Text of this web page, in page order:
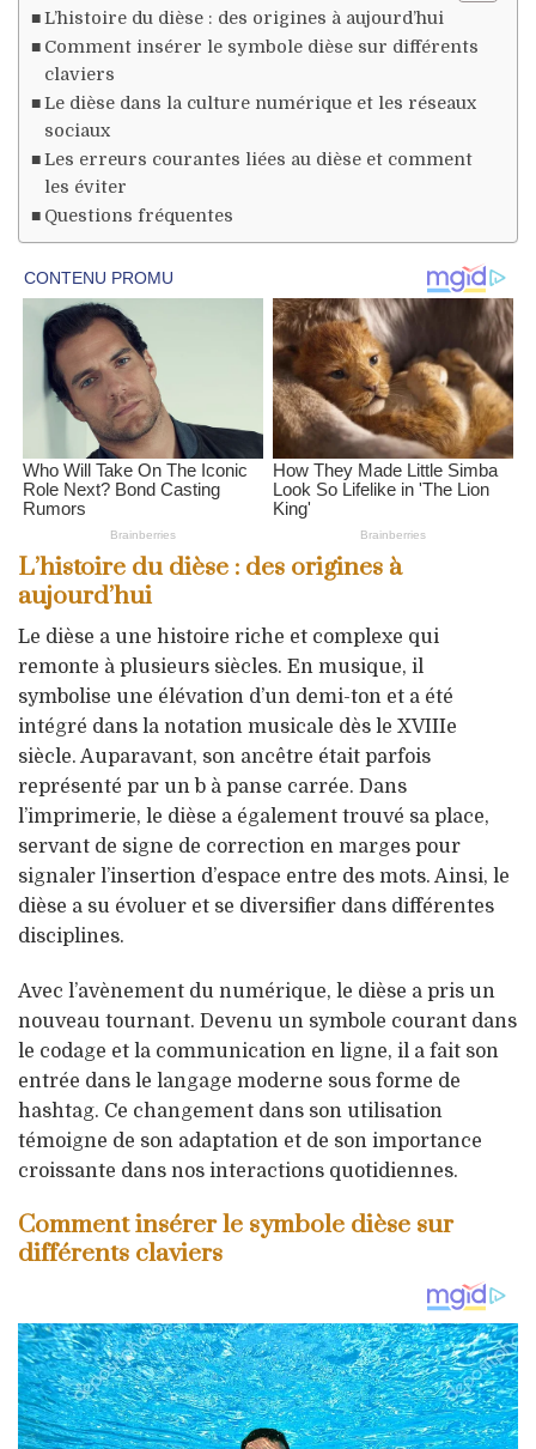
L’histoire du dièse : des origines à aujourd’hui
Comment insérer le symbole dièse sur différents
claviers
Le dièse dans la culture numérique et les réseaux
sociaux
Les erreurs courantes liées au dièse et comment
les éviter
Questions fréquentes
L’histoire du dièse : des origines à
aujourd’hui
Le dièse a une histoire riche et complexe qui
remonte à plusieurs siècles. En musique, il
symbolise une élévation d’un demi-ton et a été
intégré dans la notation musicale dès le XVIIIe
siècle. Auparavant, son ancêtre était parfois
représenté par un b à panse carrée. Dans
l’imprimerie, le dièse a également trouvé sa place,
servant de signe de correction en marges pour
signaler l’insertion d’espace entre des mots. Ainsi, le
dièse a su évoluer et se diversifier dans différentes
disciplines.
Avec l’avènement du numérique, le dièse a pris un
nouveau tournant. Devenu un symbole courant dans
le codage et la communication en ligne, il a fait son
entrée dans le langage moderne sous forme de
hashtag. Ce changement dans son utilisation
témoigne de son adaptation et de son importance
croissante dans nos interactions quotidiennes.
Comment insérer le symbole dièse sur
différents claviers